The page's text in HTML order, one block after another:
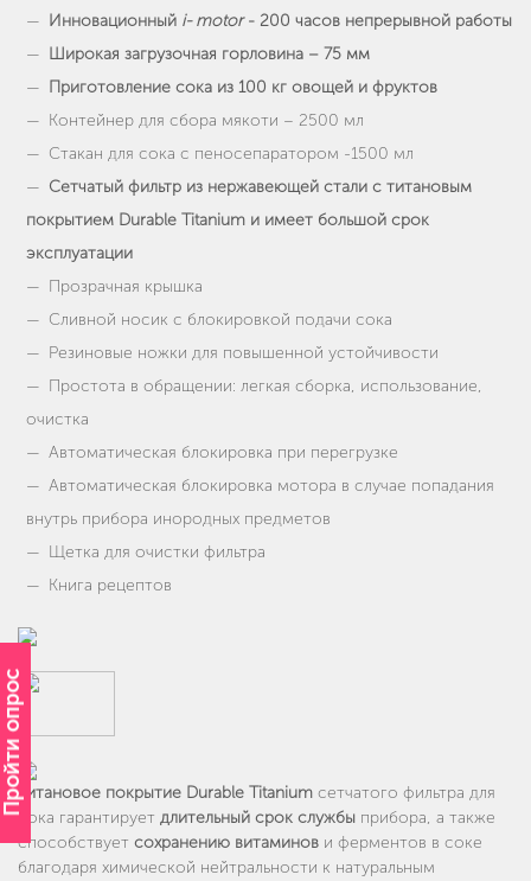
Пройти опрос
Инновационный i- motor- 200 часов непрерывной работы
Широкая загрузочная горловина – 75 мм
Приготовление сока из 100 кг овощей и фруктов
Контейнер для сбора мякоти – 2500 мл
Стакан для сока с пеносепаратором -1500 мл
Сетчатый фильтр из нержавеющей стали с титановым
покрытием Durable Titanium и имеет большой срок
эксплуатации
Прозрачная крышка
Сливной носик с блокировкой подачи сока
Резиновые ножки для повышенной устойчивости
Простота в обращении: легкая сборка, использование,
очистка
Автоматическая блокировка при перегрузке
Автоматическая блокировка мотора в случае попадания
внутрь прибора инородных предметов
Щетка для очистки фильтра
Книга рецептов
Титановое покрытие Durable Titanium сетчатого фильтра для
сока гарантирует длительный срок службы прибора, а также
способствует сохранению витаминов и ферментов в соке
благодаря химической нейтральности к натуральным